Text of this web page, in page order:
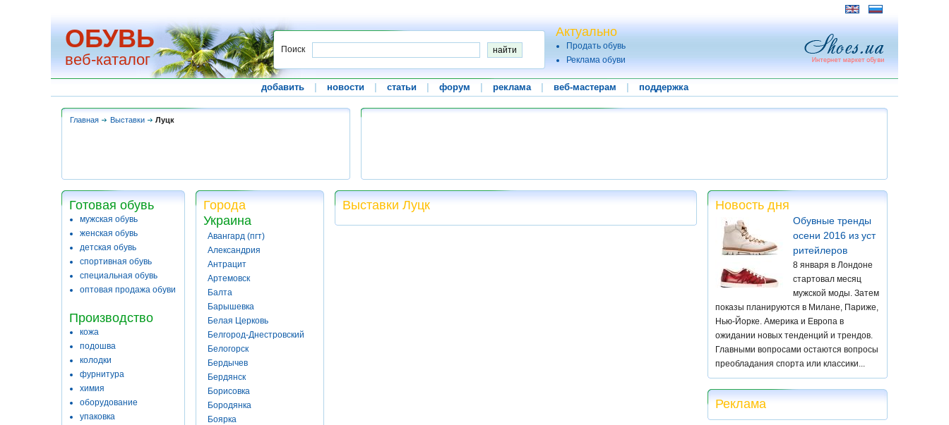
ОБУВЬ
веб-каталог
Поиск
Актуально
Продать обувь
Реклама обуви
добавить новости статьи форум реклама веб-мастерам поддержка
Главная Выставки Луцк
Готовая обувь
мужская обувь
женская обувь
детская обувь
спортивная обувь
специальная обувь
оптовая продажа обуви
Производство
кожа
подошва
колодки
фурнитура
химия
оборудование
упаковка
Города
Украина
Авангард (пгт)
Александрия
Антрацит
Артемовск
Балта
Барышевка
Белая Церковь
Белгород-Днестровский
Белогорск
Бердычев
Бердянск
Борисовка
Бородянка
Боярка
Выставки Луцк Новость дня
Обувные тренды
осени 2016 из уст
ритейлеров
8 января в Лондоне
стартовал месяц
мужской моды. Затем
показы планируются в Милане, Париже,
Нью-Йорке. Америка и Европа в
ожидании новых тенденций и трендов.
Главными вопросами остаются вопросы
преобладания спорта или классики...
Реклама